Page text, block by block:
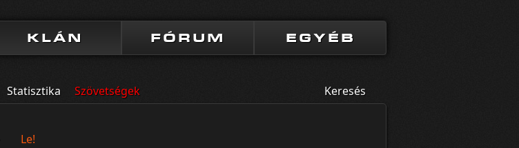
KLÁN FÓRUM EGYÉB
Statisztika Szövetségek Keresés
Le!